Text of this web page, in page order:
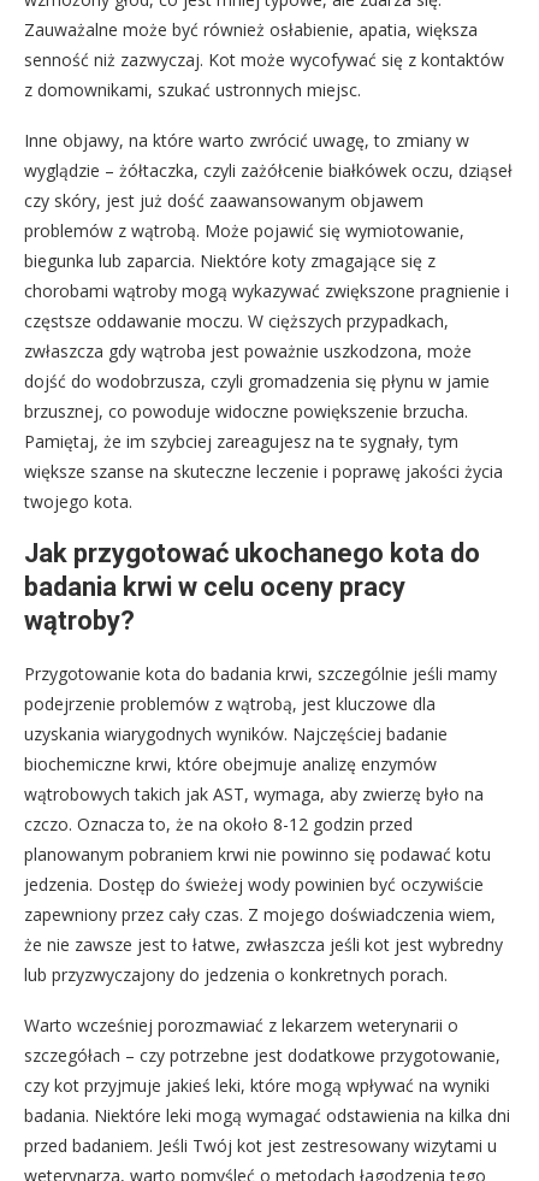
Zauważalne może być również osłabienie, apatia, większa
senność niż zazwyczaj. Kot może wycofywać się z kontaktów
z domownikami, szukać ustronnych miejsc.
Inne objawy, na które warto zwrócić uwagę, to zmiany w
wyglądzie – żółtaczka, czyli zażółcenie białkówek oczu, dziąseł
czy skóry, jest już dość zaawansowanym objawem
problemów z wątrobą. Może pojawić się wymiotowanie,
biegunka lub zaparcia. Niektóre koty zmagające się z
chorobami wątroby mogą wykazywać zwiększone pragnienie i
częstsze oddawanie moczu. W cięższych przypadkach,
zwłaszcza gdy wątroba jest poważnie uszkodzona, może
dojść do wodobrzusza, czyli gromadzenia się płynu w jamie
brzusznej, co powoduje widoczne powiększenie brzucha.
Pamiętaj, że im szybciej zareagujesz na te sygnały, tym
większe szanse na skuteczne leczenie i poprawę jakości życia
twojego kota.
Jak przygotować ukochanego kota do
badania krwi w celu oceny pracy
wątroby?
Przygotowanie kota do badania krwi, szczególnie jeśli mamy
podejrzenie problemów z wątrobą, jest kluczowe dla
uzyskania wiarygodnych wyników. Najczęściej badanie
biochemiczne krwi, które obejmuje analizę enzymów
wątrobowych takich jak AST, wymaga, aby zwierzę było na
czczo. Oznacza to, że na około 8-12 godzin przed
planowanym pobraniem krwi nie powinno się podawać kotu
jedzenia. Dostęp do świeżej wody powinien być oczywiście
zapewniony przez cały czas. Z mojego doświadczenia wiem,
że nie zawsze jest to łatwe, zwłaszcza jeśli kot jest wybredny
lub przyzwyczajony do jedzenia o konkretnych porach.
Warto wcześniej porozmawiać z lekarzem weterynarii o
szczegółach – czy potrzebne jest dodatkowe przygotowanie,
czy kot przyjmuje jakieś leki, które mogą wpływać na wyniki
badania. Niektóre leki mogą wymagać odstawienia na kilka dni
przed badaniem. Jeśli Twój kot jest zestresowany wizytami u
weterynarza, warto pomyśleć o metodach łagodzenia tego